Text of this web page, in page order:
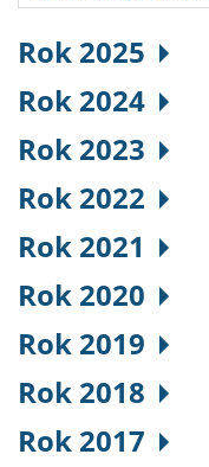
Rok 2025
Rok 2024
Rok 2023
Rok 2022
Rok 2021
Rok 2020
Rok 2019
Rok 2018
Rok 2017